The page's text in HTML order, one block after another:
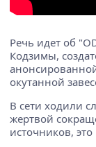
Речь идет об
Кодзимы,
окутанной
В сети ходили
жертвой
источников,